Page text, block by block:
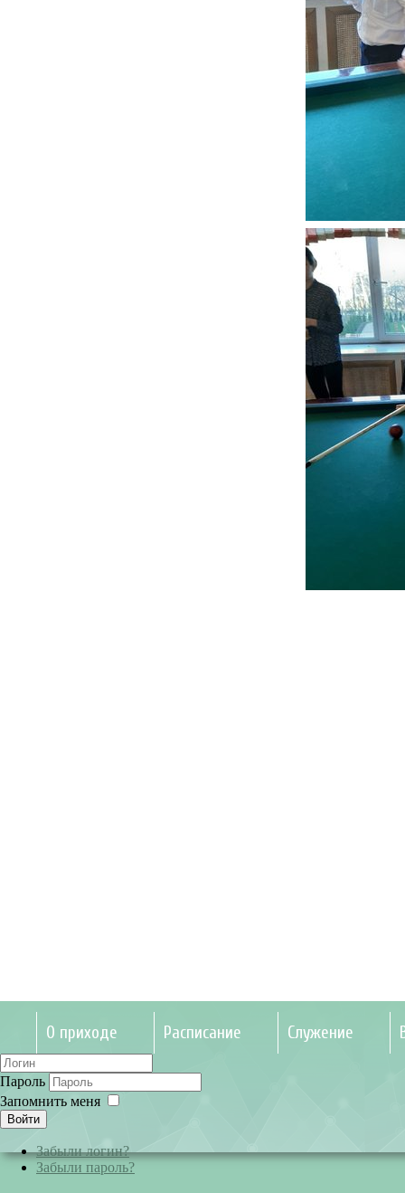
О приходе Расписание Служение
Пароль
Запомнить меня
Войти
Забыли логин?
Забыли пароль?